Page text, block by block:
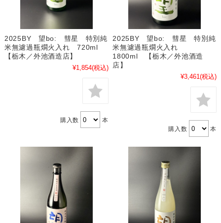
2025BY 望bo: 彗星 特別純
米無濾過瓶燗火入れ 720ml
【栃木／外池酒造店】
¥1,854(税込)
購入数 本
2025BY 望bo: 彗星 特別純
米無濾過瓶燗火入れ
1800ml 【栃木／外池酒造
店】
¥3,461(税込)
購入数 本